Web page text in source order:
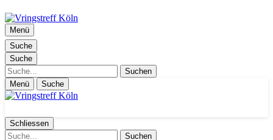
Menü
Suche
Suche
Suche
Menü Suche
Schliessen
Suche